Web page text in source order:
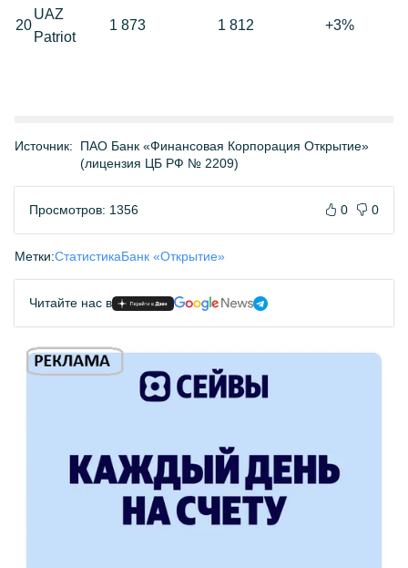
20
UAZ
Patriot
1 873 1 812 +3%
Источник:
ПАО Банк «Финансовая Корпорация Открытие»
(лицензия ЦБ РФ № 2209)
Просмотров: 1356 0 0
Метки:СтатистикаБанк «Открытие»
Читайте нас в